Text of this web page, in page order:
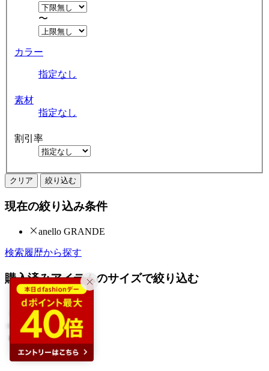
〜
カラー
指定なし
素材
指定なし
割引率
クリア 絞り込む
現在の絞り込み条件
anello GRANDE
検索履歴から探す
購入済みアイテムのサイズで絞り込む